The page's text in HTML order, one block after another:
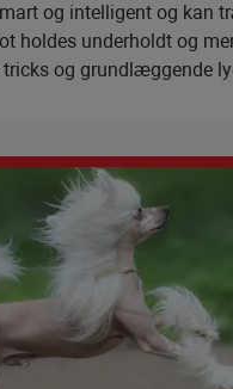
og intelligent og kan
holdes underholdt og
og grundlæggende